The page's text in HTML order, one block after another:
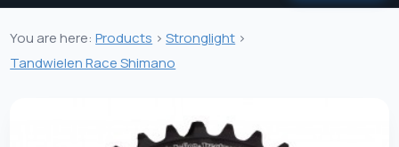
You are here:Products >Stronglight >
Tandwielen Race Shimano